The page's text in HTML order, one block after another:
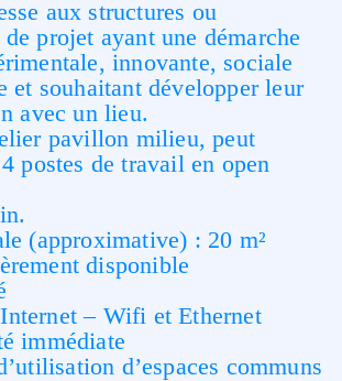
aux structures ou
de projet ayant une démarche
innovante, sociale
et souhaitant développer leur
avec un lieu.
pavillon milieu, peut
postes de travail en open
(approximative) : 20 m²
disponible
– Wifi et Ethernet
immédiate
d’espaces communs